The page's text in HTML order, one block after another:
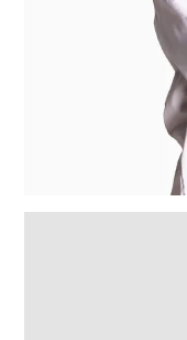
Nos reservamos
política de
sin previo aviso.
esta página
de los cambios.
Si tiene
política de
contacto con
formulario de